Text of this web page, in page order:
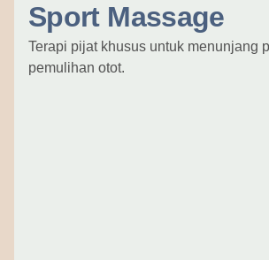
Sport Massage
Terapi pijat khusus untuk menunjang
pemulihan otot.